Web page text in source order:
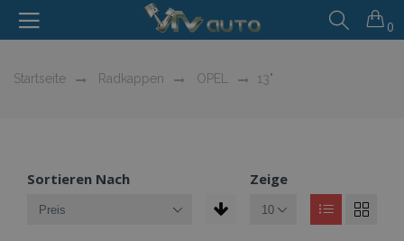
0
Startseite Radkappen OPEL 13"
Sortieren Nach Zeige